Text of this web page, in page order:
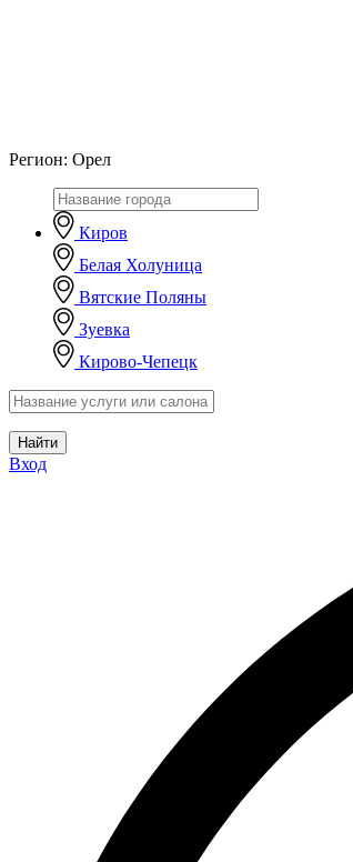
Регион: Орел
Киров
Белая Холуница
Вятские Поляны
Зуевка
Кирово-Чепецк
Найти
Вход